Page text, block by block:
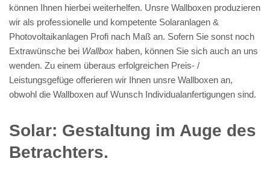
können Ihnen hierbei weiterhelfen. Unsre Wallboxen produzieren
wir als professionelle und kompetente Solaranlagen &
Photovoltaikanlagen Profi nach Maß an. Sofern Sie sonst noch
Extrawünsche bei Wallbox haben, können Sie sich auch an uns
wenden. Zu einem überaus erfolgreichen Preis- /
Leistungsgefüge offerieren wir Ihnen unsre Wallboxen an,
obwohl die Wallboxen auf Wunsch Individualanfertigungen sind.
Solar: Gestaltung im Auge des
Betrachters.